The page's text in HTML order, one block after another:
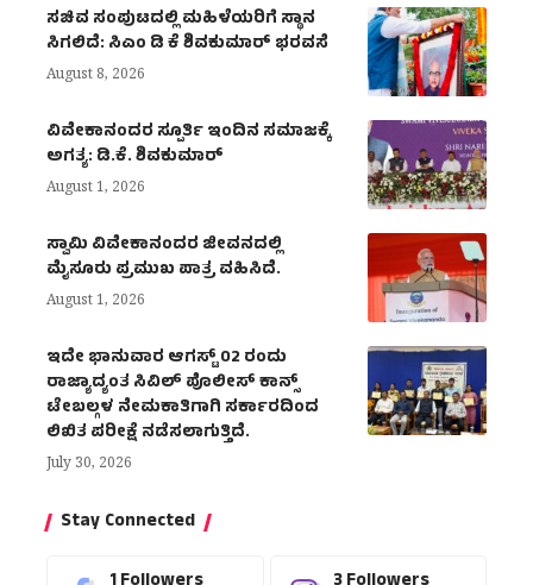
ಸಚಿವ ಸಂಪುಟದಲ್ಲಿ ಮಹಿಳೆಯರಿಗೆ ಸ್ಥಾನ
ಸಿಗಲಿದೆ: ಸಿಎಂ ಡಿ ಕೆ ಶಿವಕುಮಾರ್ ಭರವಸೆ
August 8, 2026
ವಿವೇಕಾನಂದರ ಸ್ಪೂರ್ತಿ ಇಂದಿನ ಸಮಾಜಕ್ಕೆ
ಅಗತ್ಯ: ಡಿ.ಕೆ. ಶಿವಕುಮಾರ್
August 1, 2026
ಸ್ವಾಮಿ ವಿವೇಕಾನಂದರ ಜೀವನದಲ್ಲಿ
ಮೈಸೂರು ಪ್ರಮುಖ ಪಾತ್ರ ವಹಿಸಿದೆ.
August 1, 2026
ಇದೇ ಭಾನುವಾರ ಆಗಸ್ಟ್ 02 ರಂದು
ರಾಜ್ಯಾದ್ಯಂತ ಸಿವಿಲ್ ಪೊಲೀಸ್ ಕಾನ್ಸ್
ಟೇಬಲ್ಗಳ ನೇಮಕಾತಿಗಾಗಿ ಸರ್ಕಾರದಿಂದ
ಲಿಖಿತ ಪರೀಕ್ಷೆ ನಡೆಸಲಾಗುತ್ತಿದೆ.
July 30, 2026
Stay Connected